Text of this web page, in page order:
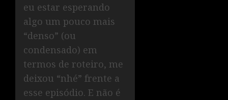
eu estar esperando
algo um pouco mais
“denso” (ou
condensado) em
termos de roteiro, me
deixou “nhé” frente a
esse episódio. E não é